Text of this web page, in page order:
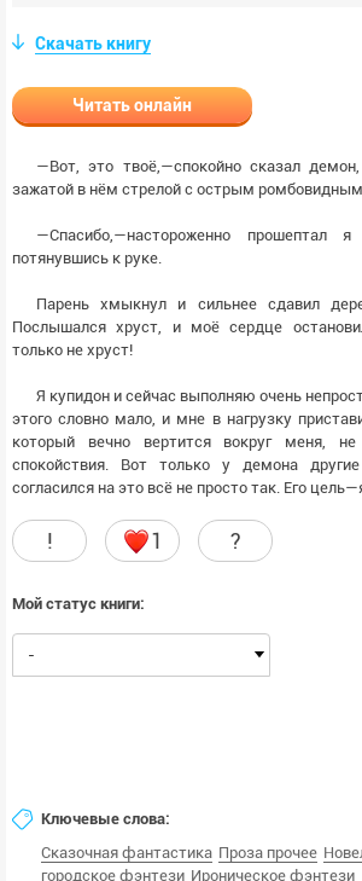
Скачать книгу
Читать онлайн
—Вот, это твоё,—спокойно сказал
зажатой в нём стрелой с острым
—Спасибо,—настороженно прошептал я
потянувшись к руке.
Парень хмыкнул и сильнее сдавил
Послышался хруст, и моё сердце
только не хруст!
Я купидон и сейчас выполняю очень
этого словно мало, и мне в нагрузку
который вечно вертится вокруг меня,
спокойствия. Вот только у демона
согласился на это всё не просто так. Его
! 1 ?
Мой статус книги:
-
Ключевые слова:
Сказочная фантастика Проза прочее
городское фэнтези Ироническое фэнтези